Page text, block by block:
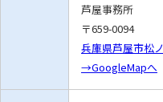
芦屋事務所
〒659-0094
兵庫県芦屋市松
→GoogleMapへ